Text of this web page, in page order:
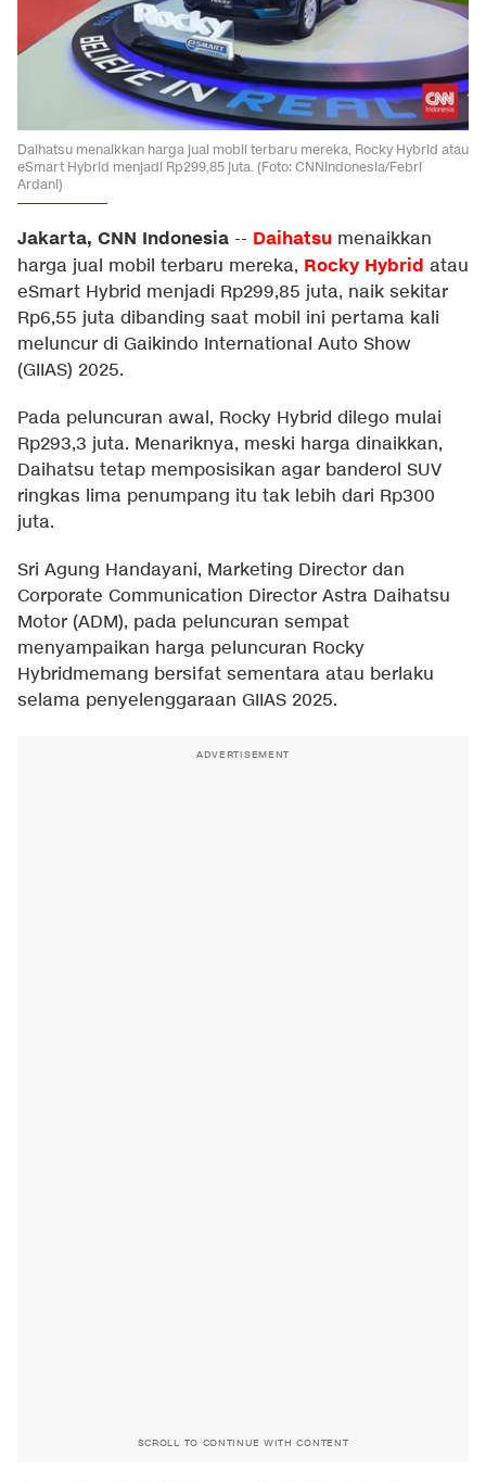
Daihatsu menaikkan harga jual mobil terbaru mereka, Rocky Hybrid atau
eSmart Hybrid menjadi Rp299,85 juta. (Foto: CNNIndonesia/Febri
Ardani)
Jakarta, CNN Indonesia -- Daihatsu menaikkan
harga jual mobil terbaru mereka, Rocky Hybrid atau
eSmart Hybrid menjadi Rp299,85 juta, naik sekitar
Rp6,55 juta dibanding saat mobil ini pertama kali
meluncur di Gaikindo International Auto Show
(GIIAS) 2025.
Pada peluncuran awal, Rocky Hybrid dilego mulai
Rp293,3 juta. Menariknya, meski harga dinaikkan,
Daihatsu tetap memposisikan agar banderol SUV
ringkas lima penumpang itu tak lebih dari Rp300
juta.
Sri Agung Handayani, Marketing Director dan
Corporate Communication Director Astra Daihatsu
Motor (ADM), pada peluncuran sempat
menyampaikan harga peluncuran Rocky
Hybridmemang bersifat sementara atau berlaku
selama penyelenggaraan GIIAS 2025.
ADVERTISEMENT
SCROLL TO CONTINUE WITH CONTENT